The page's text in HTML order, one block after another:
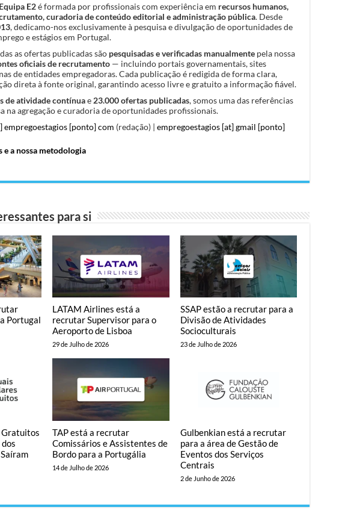
Equipa E2é formada por profissionais com experiência em recursos humanos,
curadoria de conteúdo editorial e administração pública. Desde
, dedicamo-nos exclusivamente à pesquisa e divulgação de oportunidades de
e estágios em Portugal.
as ofertas publicadas são pesquisadas e verificadas manualmentepela nossa
oficiais de recrutamento— incluindo portais governamentais, sites
de entidades empregadoras. Cada publicação é redigida de forma clara,
direta à fonte original, garantindo acesso livre e gratuito a informação fiável.
de atividade contínuae 23.000 ofertas publicadas, somos uma das referências
na agregação e curadoria de oportunidades profissionais.
empregoestagios [ponto] com (redação) | empregoestagios [at] gmail [ponto]
e a nossa metodologia
para si
Portugal
LATAM Airlines está a
recrutar Supervisor para o
Aeroporto de Lisboa
29 de Julho de 2026
SSAP estão a recrutar para a
Divisão de Atividades
Socioculturais
23 de Julho de 2026
Gratuitos
TAP está a recrutar
Comissários e Assistentes de
Bordo para a Portugália
14 de Julho de 2026
Gulbenkian está a recrutar
para a área de Gestão de
Eventos dos Serviços
Centrais
2 de Junho de 2026